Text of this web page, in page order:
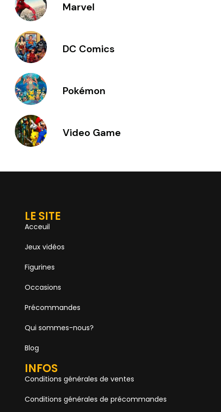
Marvel
DC Comics
Pokémon
Video Game
LE SITE
Acceuil
Jeux vidéos
Figurines
Occasions
Précommandes
Qui sommes-nous?
Blog
INFOS
Conditions générales de ventes
Conditions générales de précommandes